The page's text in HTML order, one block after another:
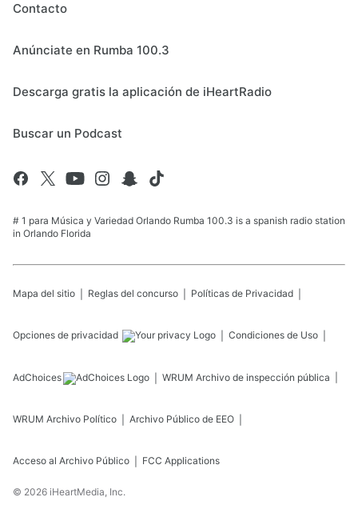
Contacto
Anúnciate en Rumba 100.3
Descarga gratis la aplicación de iHeartRadio
Buscar un Podcast
# 1 para Música y Variedad Orlando Rumba 100.3 is a spanish radio station
in Orlando Florida
Mapa del sitio Reglas del concurso Políticas de Privacidad
Opciones de privacidad Condiciones de Uso
AdChoices WRUM Archivo de inspección pública
WRUM Archivo Político Archivo Público de EEO
Acceso al Archivo Público FCC Applications
© 2026 iHeartMedia, Inc.